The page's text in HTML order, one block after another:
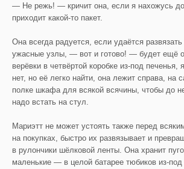
— Не режь! — кричит она, если я нахожусь
приходит какой-то пакет.
Она всегда радуется, если удаётся
ужасные узлы, — вот и готово! — будет ещё
верёвки в четвёртой коробке из-под печенья,
нет, но её легко найти, она лежит справа, на
полке шкафа для всякой всячины, чтобы до
надо встать на стул.
Мариэтт не может устоять также перед
на покупках, быстро их развязывает и
в рулончики шёлковой ленты. Она хранит
маленькие — в целой батарее тюбиков из-под